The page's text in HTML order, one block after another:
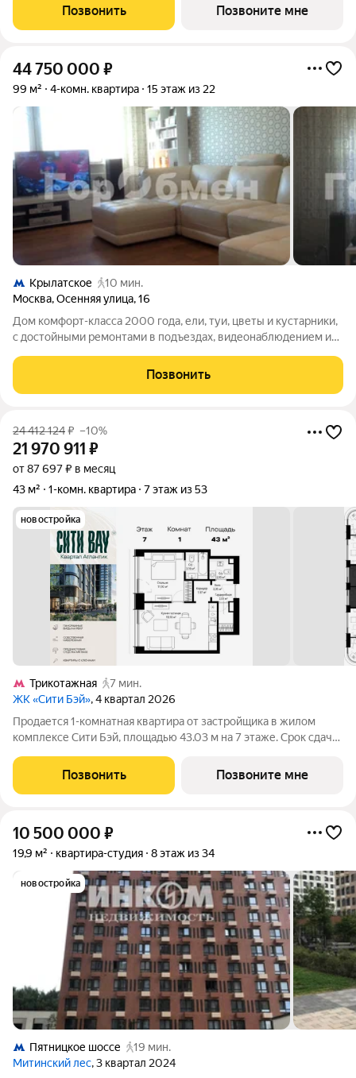
Просторная кухня-столовая - Панорамные окна - Вид на
Приватный парк ТОЛЬКО ДО 31
Позвонить Позвоните мне
44 750 000 ₽
99 м² 4-комн. квартира 15 этаж из 22
Крылатское
10 мин.
Москва,Осенняя улица,16
Дом комфорт-класса 2000 года, ели, туи, цветы и кустарники,
с достойными ремонтами в подъездах, видеонаблюдением и
мягкими покрытиями. Квартира с шикарными видами на запад -
панорама горизонт
Позвонить
24 412 124₽ –10%
21 970 911 ₽
от 87 697 ₽ в месяц
43 м²
1-комн. квартира 7 этаж из 53
новостройка
Трикотажная
7 мин.
ЖК «Сити Бэй», 4 квартал 2026
Продается 1-комнатная квартира от застройщика в жилом
комплексе Сити Бэй, площадью 43.03 м на 7 этаже. Срок сдачи
настоящий город в городе с отлично развитой
инфраструктурой и собственной
Позвонить Позвоните мне
10 500 000 ₽
19,9 м² квартира-студия 8 этаж из 34
новостройка
Пятницкое шоссе
19 мин.
Митинский лес, 3 квартал 2024